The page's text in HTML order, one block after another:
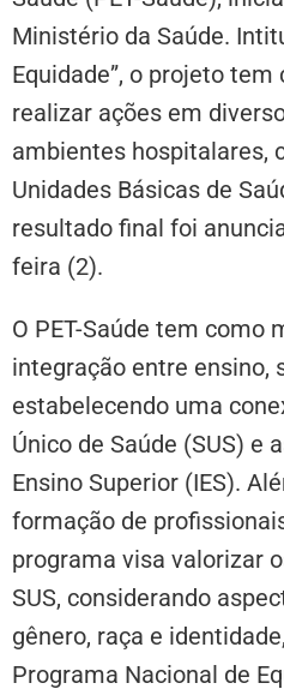
Ministério da Saúde.
Equidade”, o projeto
realizar ações em
ambientes hospitalares,
Unidades Básicas de
resultado final foi
feira (2).
O PET-Saúde tem como
integração entre ensino,
estabelecendo uma
Único de Saúde (SUS) e
Ensino Superior (IES).
formação de
programa visa valorizar
SUS, considerando
gênero, raça e
Programa Nacional de